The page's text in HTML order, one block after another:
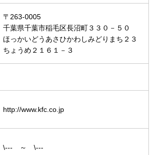
〒263-0005
千葉県千葉市稲毛区長沼町３３０－５０
ほっかいどうあさひかわしみどりまち２３
ちょうめ２１６１－３
http://www.kfc.co.jp
\--- ～ \---